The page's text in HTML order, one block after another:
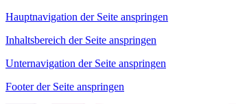
Hauptnavigation der Seite anspringen
Inhaltsbereich der Seite anspringen
Unternavigation der Seite anspringen
Footer der Seite anspringen